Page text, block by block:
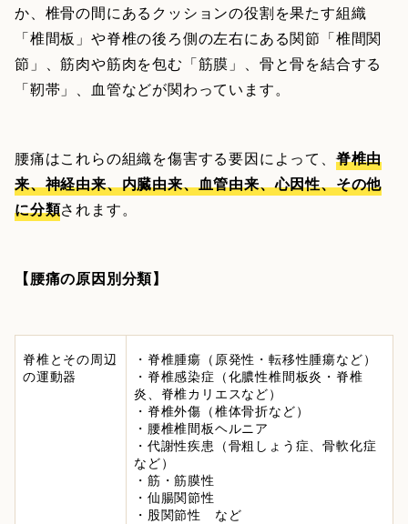
か、椎骨の間にあるクッションの役割を果たす組織
「椎間板」や脊椎の後ろ側の左右にある関節「椎間関
節」、筋肉や筋肉を包む「筋膜」、骨と骨を結合する
「靭帯」、血管などが関わっています。
腰痛はこれらの組織を傷害する要因によって、脊椎由
来、神経由来、内臓由来、血管由来、心因性、その他
に分類されます。
【腰痛の原因別分類】
脊椎とその周辺
の運動器
・脊椎腫瘍（原発性・転移性腫瘍など）
・脊椎感染症（化膿性椎間板炎・脊椎
炎、脊椎カリエスなど）
・脊椎外傷（椎体骨折など）
・腰椎椎間板ヘルニア
・代謝性疾患（骨粗しょう症、骨軟化症
など）
・筋・筋膜性
・仙腸関節性
・股関節性 など